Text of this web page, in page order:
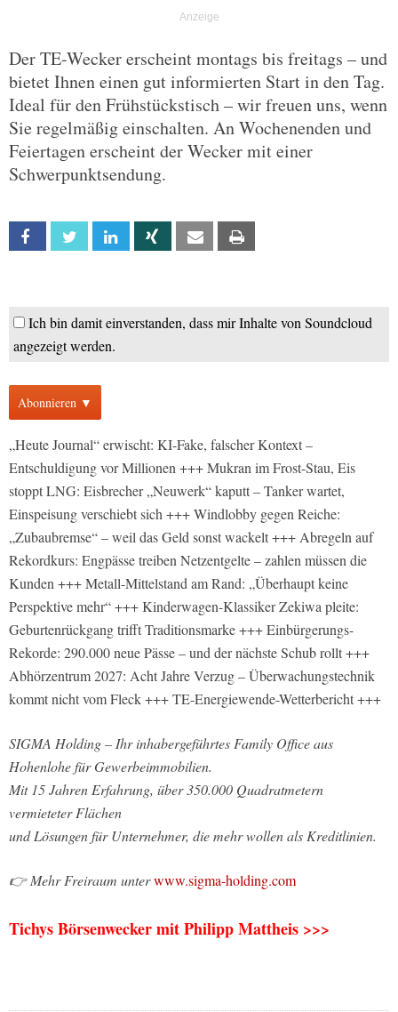
Der TE-Wecker erscheint montags bis freitags – und
bietet Ihnen einen gut informierten Start in den Tag.
Ideal für den Frühstückstisch – wir freuen uns, wenn
Sie regelmäßig einschalten. An Wochenenden und
Feiertagen erscheint der Wecker mit einer
Schwerpunktsendung.
Facebook Twitter Linkedin Xing Email
Ich bin damit einverstanden, dass mir Inhalte von Soundcloud
angezeigt werden.
Abonnieren ▼
„Heute Journal“ erwischt: KI-Fake, falscher Kontext –
Entschuldigung vor Millionen +++ Mukran im Frost-Stau, Eis
stoppt LNG: Eisbrecher „Neuwerk“ kaputt – Tanker wartet,
Einspeisung verschiebt sich +++ Windlobby gegen Reiche:
„Zubaubremse“ – weil das Geld sonst wackelt +++ Abregeln auf
Rekordkurs: Engpässe treiben Netzentgelte – zahlen müssen die
Kunden +++ Metall-Mittelstand am Rand: „Überhaupt keine
Perspektive mehr“ +++ Kinderwagen-Klassiker Zekiwa pleite:
Geburtenrückgang trifft Traditionsmarke +++ Einbürgerungs-
Rekorde: 290.000 neue Pässe – und der nächste Schub rollt +++
Abhörzentrum 2027: Acht Jahre Verzug – Überwachungstechnik
kommt nicht vom Fleck +++ TE-Energiewende-Wetterbericht +++
SIGMA Holding – Ihr inhabergeführtes Family Office aus
Hohenlohe für Gewerbeimmobilien.
Mit 15 Jahren Erfahrung, über 350.000 Quadratmetern
vermieteter Flächen
und Lösungen für Unternehmer, die mehr wollen als Kreditlinien.
👉 Mehr Freiraum unterwww.sigma-holding.com
Tichys Börsenwecker mit Philipp Mattheis >>>